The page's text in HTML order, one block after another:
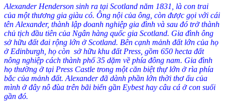
Alexander Henderson sinh ra tại Scotland năm 1831, là con trai
của một thương gia giàu có. Ông nội của ông, còn được gọi với cái
tên Alexander, thành lập doanh nghiệp gia đình và sau đó trở thành
chủ tịch đầu tiên của Ngân hàng quốc gia Scotland. Gia đình ông
sở hữu đất đai rộng lớn ở Scotland. Bên cạnh mảnh đất lớn của họ
ở Edinburgh, họ còn sở hữu khu đất Press gồm 650 hecta đất
nông nghiệp cách thành phố35 dặm về phía đông nam. Gia đình
họ thường ở tại Press Castle trong một căn biệt thự lớn ở rìa phía
bắc của mảnh đất. Alexander đã dành phần lớn thời thơ ấu của
mình ở đây nô đùa trên bãi biển gần Eybest hay câu cá ởcon suối
gần đó.